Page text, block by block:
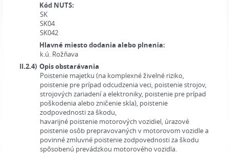
Kód NUTS:
SK
SK04
SK042
Hlavné miesto dodania alebo plnenia:
k.ú. Rožňava
II.2.4) Opis obstarávania
Poistenie majetku (na komplexné živelné riziko,
poistenie pre prípad odcudzenia veci, poistenie strojov,
strojových zariadení a elektroniky, poistenie pre prípad
poškodenia alebo zničenie skla), poistenie
zodpovednosti za škodu,
havarijné poistenie motorových vozidiel, úrazové
poistenie osôb prepravovaných v motorovom vozidle a
povinné zmluvné poistenie zodpovednosti za škodu
spôsobenú prevádzkou motorového vozidla.